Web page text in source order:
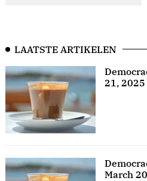
LAATSTE ARTIKELEN
21, 2025
March